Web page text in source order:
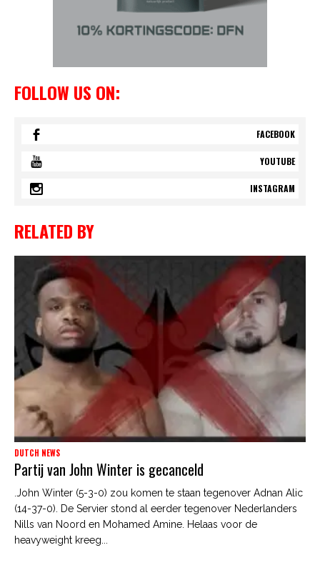
FOLLOW US ON:
FACEBOOK
YOUTUBE
INSTAGRAM
RELATED BY
DUTCH NEWS
Partij van John Winter is gecanceld
.John Winter (5-3-0) zou komen te staan tegenover Adnan Alic
(14-37-0). De Servier stond al eerder tegenover Nederlanders
Nills van Noord en Mohamed Amine. Helaas voor de
heavyweight kreeg...